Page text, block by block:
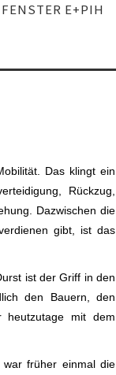
E+PIH
Das klingt ein
Rückzug,
Dazwischen die
gibt, ist das
ist der Griff in den
den Bauern, den
heutzutage mit dem
war früher einmal die